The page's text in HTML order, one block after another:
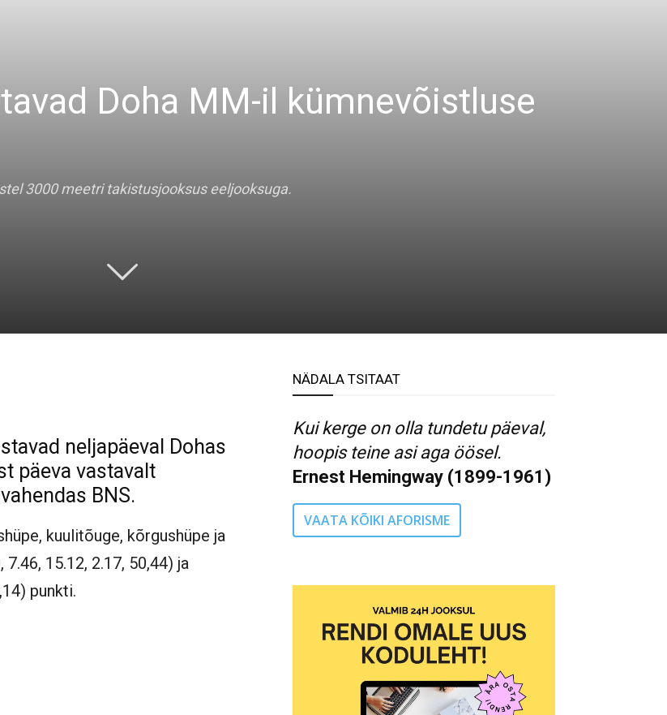
Doha MM-il kümnevõistluse
3000 meetri takistusjooksus eeljooksuga.
neljapäeval Dohas
päeva vastavalt
BNS.
kuulitõuge, kõrgushüpe ja
15.12, 2.17, 50,44) ja
punkti.
NÄDALA TSITAAT
Kui kerge on olla tundetu päeval,
hoopis teine asi aga öösel.
Ernest Hemingway (1899-1961)
VAATA KÕIKI AFORISME